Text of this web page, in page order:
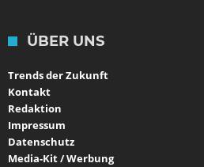
ÜBER UNS
Trends der Zukunft
Kontakt
Redaktion
Impressum
Datenschutz
Media-Kit / Werbung